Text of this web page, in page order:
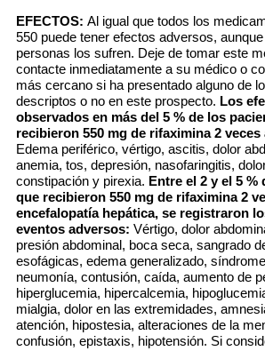
EFECTOS: Al igual que todos los
550 puede tener efectos adversos,
personas los sufren. Deje de tomar este
contacte inmediatamente a su médico o
más cercano si ha presentado alguno de
descriptos o no en este prospecto. Los
observados en más del 5 % de los
recibieron 550 mg de rifaximina 2
Edema periférico, vértigo, ascitis, dolor
anemia, tos, depresión, nasofaringitis,
constipación y pirexia. Entre el 2 y el 5 %
que recibieron 550 mg de rifaximina 2
encefalopatía hepática, se registraron
eventos adversos: Vértigo, dolor
presión abdominal, boca seca, sangrado
esofágicas, edema generalizado,
neumonía, contusión, caída, aumento de
hiperglucemia, hipercalcemia,
mialgia, dolor en las extremidades,
atención, hipostesia, alteraciones de la
confusión, epistaxis, hipotensión. Si